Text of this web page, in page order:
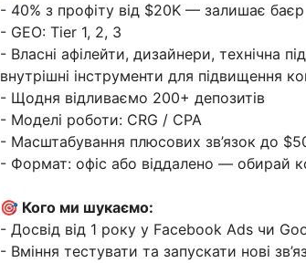
- 40% з профіту від $20K — залишає баєр
- GEO: Tier 1, 2, 3
- Власні афілейти, дизайнери, технічна
внутрішні інструменти для підвищення
- Щодня відливаємо 200+ депозитів
- Моделі роботи: CRG / CPA
- Масштабування плюсових зв’язок до
- Формат: офіс або віддалено — обирай
🎯 Кого ми шукаємо:
- Досвід від 1 року у Facebook Ads чи
- Вміння тестувати та запускати нові